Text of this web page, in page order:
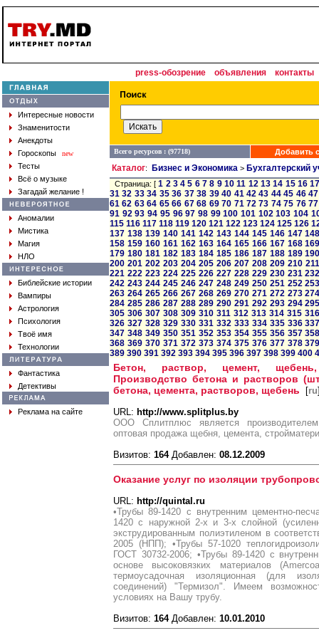
press-обозрение объявления контакты
Интересные новости
Знаменитости
Анекдоты
Гороскопы
new
Тесты
Всё о музыке
Загадай желание !
Аномалии
Мистика
Магия
НЛО
Библейские истории
Вампиры
Астрология
Психология
Твоё имя
Технологии
Фантастика
Детективы
Реклама на сайте
Всего ресурсов : (97718) Добавить
Каталог: Бизнес и Экономика > Бухгалтерский
Страница: [1 2 3 4 5 6 7 8 9 10 11 12 13 14 15 16
31 32 33 34 35 36 37 38 39 40 41 42 43 44 45 46 47
61 62 63 64 65 66 67 68 69 70 71 72 73 74 75 76 77
91 92 93 94 95 96 97 98 99 100 101 102 103 104
115 116 117 118 119 120 121 122 123 124 125 126
137 138 139 140 141 142 143 144 145 146 147
158 159 160 161 162 163 164 165 166 167 168
179 180 181 182 183 184 185 186 187 188 189
200 201 202 203 204 205 206 207 208 209 210 211
221 222 223 224 225 226 227 228 229 230 231
242 243 244 245 246 247 248 249 250 251 252
263 264 265 266 267 268 269 270 271 272 273
284 285 286 287 288 289 290 291 292 293 294
305 306 307 308 309 310 311 312 313 314 315 316
326 327 328 329 330 331 332 333 334 335 336
347 348 349 350 351 352 353 354 355 356 357
368 369 370 371 372 373 374 375 376 377 378
389 390 391 392 393 394 395 396 397 398 399 400
Бетон, раствор, цемент,
Производство бетона и растворов
бетона, цемента, растворов, щебень [ru
URL: http://www.splitplus.by
ООО Сплитплюс является
оптовая продажа щебня, цемента,
Визитов: 164Добавлен: 08.12.2009
Оказание услуг по изоляции
URL: http://quintal.ru
•Трубы 89-1420 с внутренним цементно-
1420 с наружной 2-х и 3-х слойной
экструдированным полиэтиленом в
2005 (НПП); •Трубы 57-1020
ГОСТ 30732-2006; •Трубы 89-1420 с
основе высоковязких материалов
термоусадочная изоляционная (для
соединений) "Термизол". Имеем
условиях на Вашу трубу.
Визитов: 164Добавлен: 10.01.2010